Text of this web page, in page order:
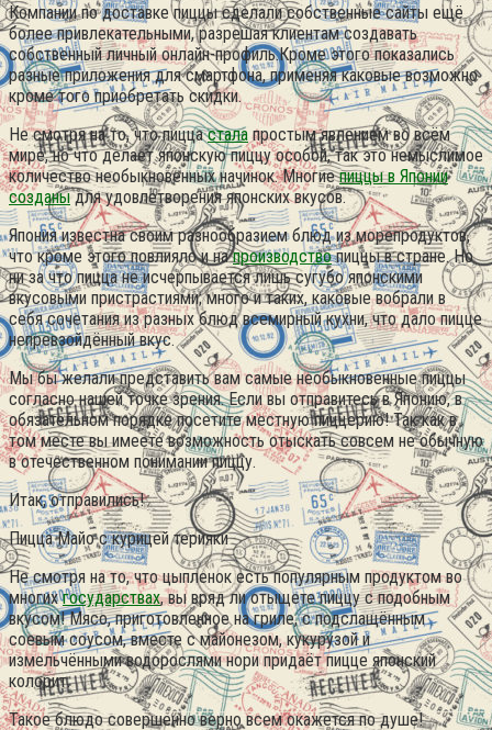
Компании по доставке пиццы сделали собственные сайты ещё
более привлекательными, разрешая клиентам создавать
собственный личный онлайн-профиль.Кроме этого показались
разные приложения для смартфона, применяя каковые возможно
кроме того приобретать скидки.
Не смотря на то, что пиццасталапростым явлением во всём
мире, но что делает японскую пиццу особой, так это немыслимое
количество необыкновенных начинок. Многиепиццы в Японии
созданыдля удовлетворения японских вкусов.
Япония известна своим разнообразием блюд из морепродуктов,
что кроме этого повлияло и напроизводствопиццы в стране. Но
ни за что пицца не исчерпывается лишь сугубо японскими
вкусовыми пристрастиями; много и таких, каковые вобрали в
себя сочетания из разных блюд всемирный кухни, что дало пицце
непревзойдённый вкус.
Мы бы желали представить вам самые необыкновенные пиццы
согласно нашей точке зрения. Если вы отправитесь в Японию, в
обязательном порядке посетите местную пиццерию! Так как в
том месте вы имеете возможность отыскать совсем не обычную
в отечественном понимании пиццу.
Итак, отправились!
Пицца Майо с курицей терияки
Не смотря на то, что цыпленок есть популярным продуктом во
многихгосударствах, вы вряд ли отыщете пиццу с подобным
вкусом! Мясо, приготовленное на гриле, с подслащённым
соевым соусом, вместе с майонезом, кукурузой и
измельчёнными водорослями нори придаёт пицце японский
колорит.
Такое блюдо совершенно верно всем окажется по душе!